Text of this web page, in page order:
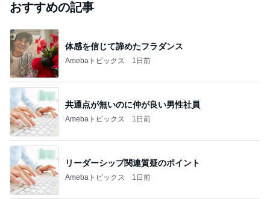
おすすめの記事
体感を信じて諦めたフラダンス
Amebaトピックス 1日前
共通点が無いのに仲が良い男性社員
Amebaトピックス 1日前
リーダーシップ関連質疑のポイント
Amebaトピックス 1日前